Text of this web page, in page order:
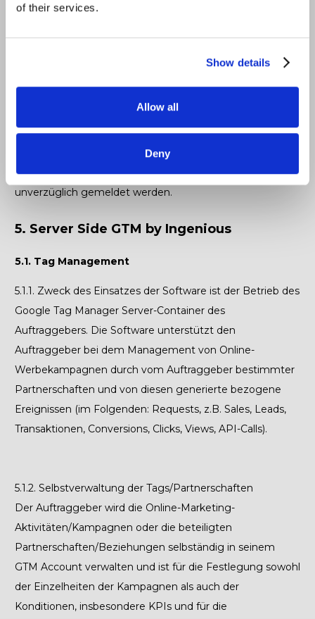
of their services.
Show details
Allow all
Deny
4.8.1.Der Schutz personenbezogener Daten hat für
Ingenious oberste Priorität. Der Auftraggeber verpflichtet
organisatorische Maßnahmen zum Schutz der Daten vor
Verlust, unberechtigtem Zugriff und anderen Gefahren zu
ergreifen. Jegliche Sicherheitsprobleme im
Zusammenhang mit Datenschutz müssen Ingenious
unverzüglich gemeldet werden.
5. Server Side GTM by Ingenious
5.1. Tag Management
5.1.1. Zweck des Einsatzes der Software ist der Betrieb des
Google Tag Manager Server-Container des
Auftraggebers. Die Software unterstützt den
Auftraggeber bei dem Management von Online-
Werbekampagnen durch vom Auftraggeber bestimmter
Partnerschaften und von diesen generierte bezogene
Ereignissen (im Folgenden: Requests, z.B. Sales, Leads,
Transaktionen, Conversions, Clicks, Views, API-Calls).
5.1.2. Selbstverwaltung der Tags/Partnerschaften
Der Auftraggeber wird die Online-Marketing-
Aktivitäten/Kampagnen oder die beteiligten
Partnerschaften/Beziehungen selbständig in seinem
GTM Account verwalten und ist für die Festlegung sowohl
der Einzelheiten der Kampagnen als auch der
Konditionen, insbesondere KPIs und für die